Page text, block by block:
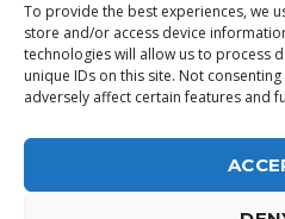
To provide the best experiences, we
store and/or access device
technologies will allow us to process
unique IDs on this site. Not
adversely affect certain features and